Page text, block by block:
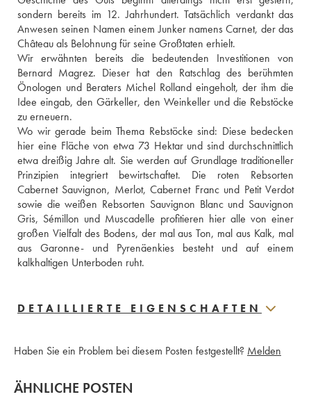
sondern bereits im 12. Jahrhundert. Tatsächlich verdankt das
Anwesen seinen Namen einem Junker namens Carnet, der das
Château als Belohnung für seine Großtaten erhielt.
Wir erwähnten bereits die bedeutenden Investitionen von
Bernard Magrez. Dieser hat den Ratschlag des berühmten
Önologen und Beraters Michel Rolland eingeholt, der ihm die
Idee eingab, den Gärkeller, den Weinkeller und die Rebstöcke
zu erneuern.
Wo wir gerade beim Thema Rebstöcke sind: Diese bedecken
hier eine Fläche von etwa 73 Hektar und sind durchschnittlich
etwa dreißig Jahre alt. Sie werden auf Grundlage traditioneller
Prinzipien integriert bewirtschaftet. Die roten Rebsorten
Cabernet Sauvignon, Merlot, Cabernet Franc und Petit Verdot
sowie die weißen Rebsorten Sauvignon Blanc und Sauvignon
Gris, Sémillon und Muscadelle profitieren hier alle von einer
großen Vielfalt des Bodens, der mal aus Ton, mal aus Kalk, mal
aus Garonne- und Pyrenäenkies besteht und auf einem
kalkhaltigen Unterboden ruht.
DETAILLIERTE EIGENSCHAFTEN
Haben Sie ein Problem bei diesem Posten festgestellt? Melden
ÄHNLICHE POSTEN